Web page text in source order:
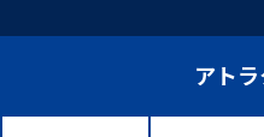
アト